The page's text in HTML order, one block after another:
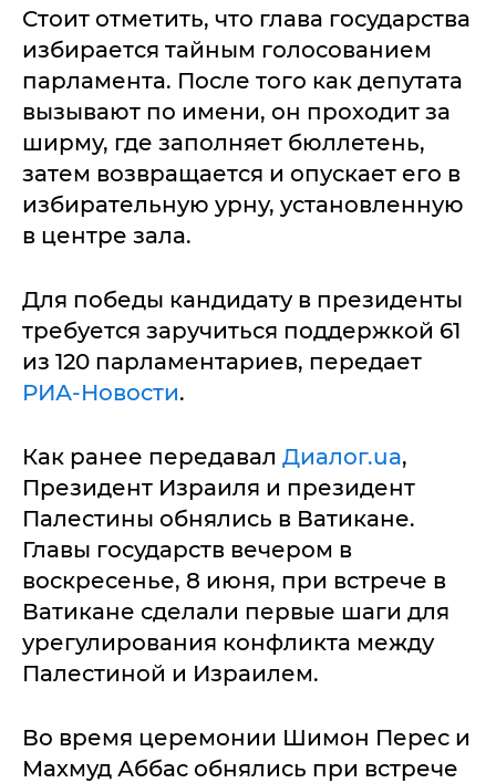
Стоит отметить, что глава государства
избирается тайным голосованием
парламента. После того как депутата
вызывают по имени, он проходит за
ширму, где заполняет бюллетень,
затем возвращается и опускает его в
избирательную урну, установленную
в центре зала.
Для победы кандидату в президенты
требуется заручиться поддержкой 61
из 120 парламентариев, передает
РИА-Новости.
Как ранее передавал Диалог.ua,
Президент Израиля и президент
Палестины обнялись в Ватикане.
Главы государств вечером в
воскресенье, 8 июня, при встрече в
Ватикане сделали первые шаги для
урегулирования конфликта между
Палестиной и Израилем.
Во время церемонии Шимон Перес и
Махмуд Аббас обнялись при встрече